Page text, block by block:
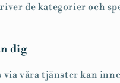
de kategorier och
dig
våra tjänster kan